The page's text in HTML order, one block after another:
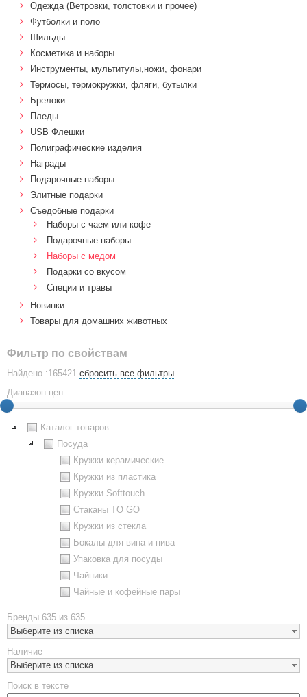
Одежда (Ветровки, толстовки и прочее)
Футболки и поло
Шильды
Косметика и наборы
Инструменты, мультитулы,ножи, фонари
Термосы, термокружки, фляги, бутылки
Брелоки
Пледы
USB Флешки
Полиграфические изделия
Награды
Подарочные наборы
Элитные подарки
Cъедобные подарки
Наборы с чаем или кофе
Подарочные наборы
Наборы с медом
Подарки со вкусом
Специи и травы
Новинки
Товары для домашних животных
Фильтр по свойствам
Найдено :165421 сбросить все фильтры
Диапазон цен
Каталог товаров
Посуда
Кружки керамические
Кружки из пластика
Кружки Softtouch
Стаканы TO GO
Кружки из стекла
Бокалы для вина и пива
Упаковка для посуды
Чайники
Чайные и кофейные пары
Наборы посуды
Предметы сервировки
Стаканы
Эко кружки
ЕВРОПОСУДА
Бренды 635 из 635
Выберите из списка
Наличие
Выберите из списка
Поиск в тексте